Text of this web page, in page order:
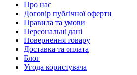
Про нас
Договір публічної оферти
Правила та умови
Персональні дані
Повернення товару
Доставка та оплата
Блог
Угода користувача